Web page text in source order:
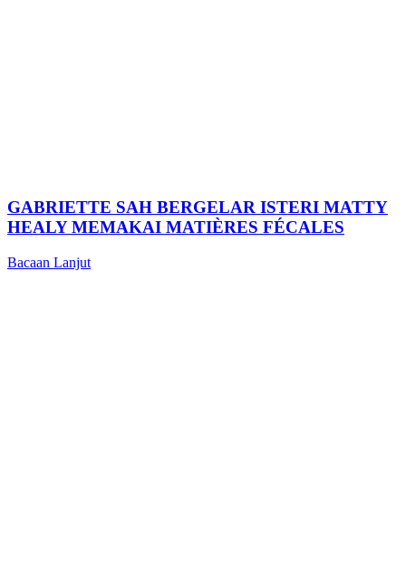
GABRIETTE SAH BERGELAR ISTERI MATTY
HEALY MEMAKAI MATIÈRES FÉCALES
Bacaan Lanjut